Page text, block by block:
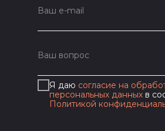
Я даю согласие на
персональных данных в
Политикой